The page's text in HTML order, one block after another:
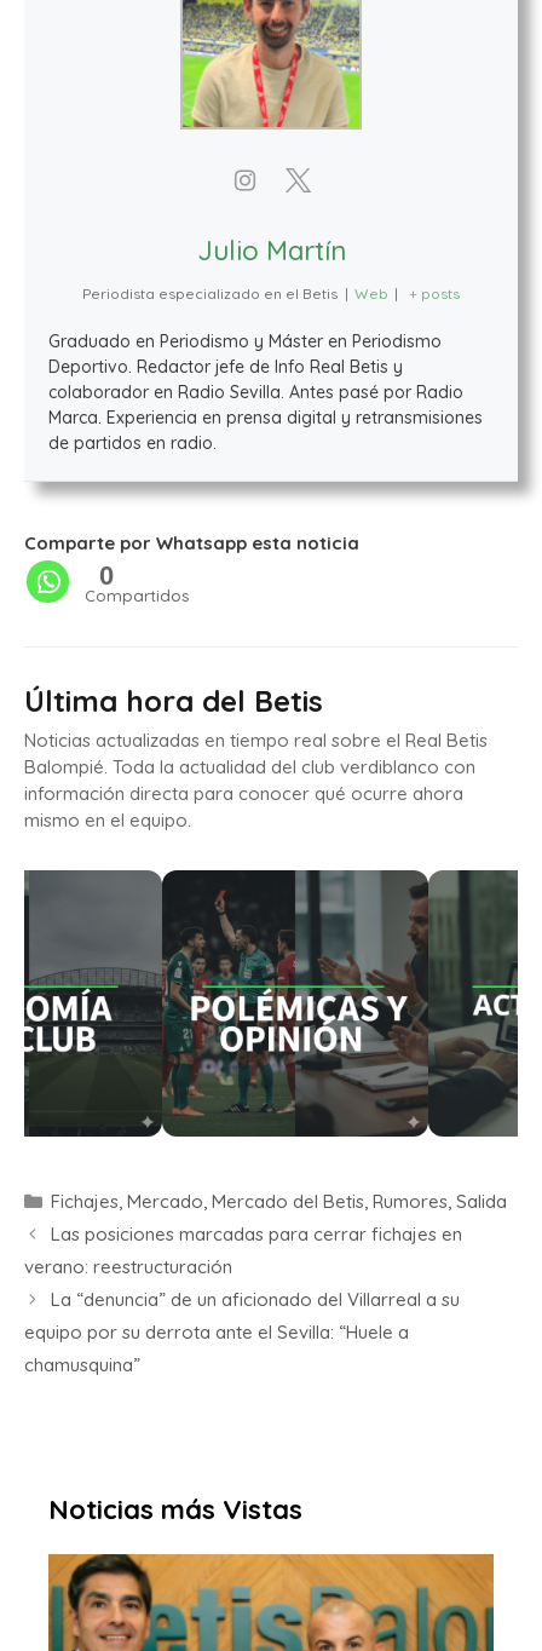
Julio Martín
Periodista especializado en el Betis | Web | + posts
Graduado en Periodismo y Máster en Periodismo
Deportivo. Redactor jefe de Info Real Betis y
colaborador en Radio Sevilla. Antes pasé por Radio
Marca. Experiencia en prensa digital y retransmisiones
de partidos en radio.
Comparte por Whatsapp esta noticia
0
Compartidos
Última hora del Betis
Noticias actualizadas en tiempo real sobre el Real Betis
Balompié. Toda la actualidad del club verdiblanco con
información directa para conocer qué ocurre ahora
mismo en el equipo.
Fichajes, Mercado, Mercado del Betis, Rumores, Salida
Las posiciones marcadas para cerrar fichajes en
verano: reestructuración
La “denuncia” de un aficionado del Villarreal a su
equipo por su derrota ante el Sevilla: “Huele a
chamusquina”
Noticias más Vistas